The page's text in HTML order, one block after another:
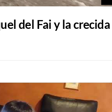
del Fai y la crecida